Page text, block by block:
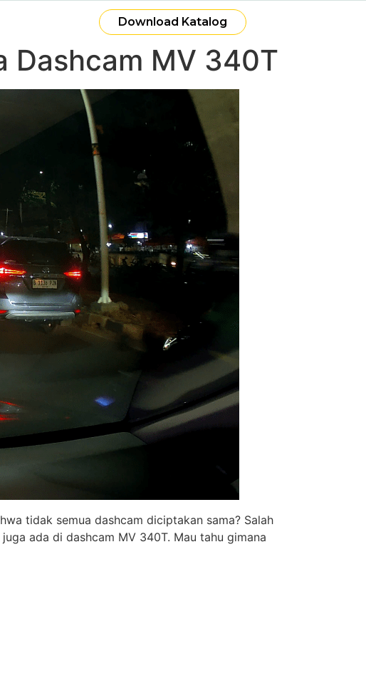
Download Katalog
Dashcam MV 340T
tidak semua dashcam diciptakan sama? Salah
ada di dashcam MV 340T. Mau tahu gimana